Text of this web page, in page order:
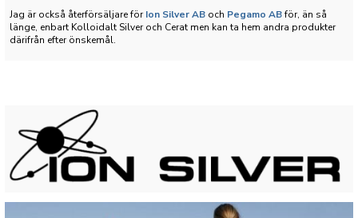
Jag är också återförsäljare förIon Silver AB och Pegamo ABför, än så
länge, enbart Kolloidalt Silver och Cerat men kan ta hem andra produkter
därifrån efter önskemål.